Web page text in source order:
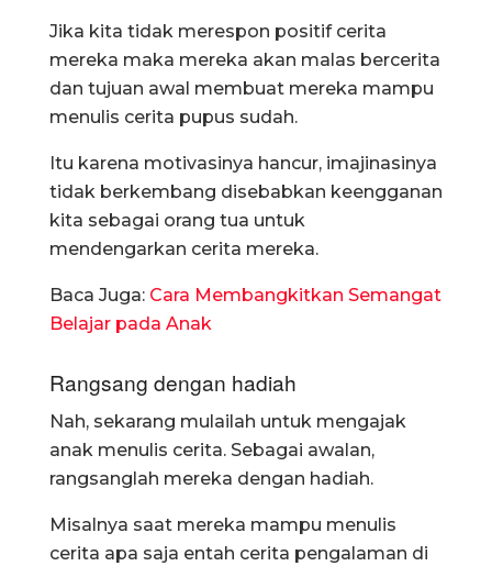
Jika kita tidak merespon positif cerita
mereka maka mereka akan malas bercerita
dan tujuan awal membuat mereka mampu
menulis cerita pupus sudah.
Itu karena motivasinya hancur, imajinasinya
tidak berkembang disebabkan keengganan
kita sebagai orang tua untuk
mendengarkan cerita mereka.
Baca Juga: Cara Membangkitkan Semangat
Belajar pada Anak
Rangsang dengan hadiah
Nah, sekarang mulailah untuk mengajak
anak menulis cerita. Sebagai awalan,
rangsanglah mereka dengan hadiah.
Misalnya saat mereka mampu menulis
cerita apa saja entah cerita pengalaman di